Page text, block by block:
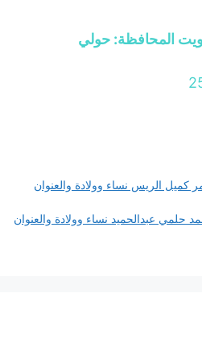
المحافظة: حولي
كميل الريس نساء وولادة والعنوان
حلمي عبدالحميد نساء وولادة والعنوان